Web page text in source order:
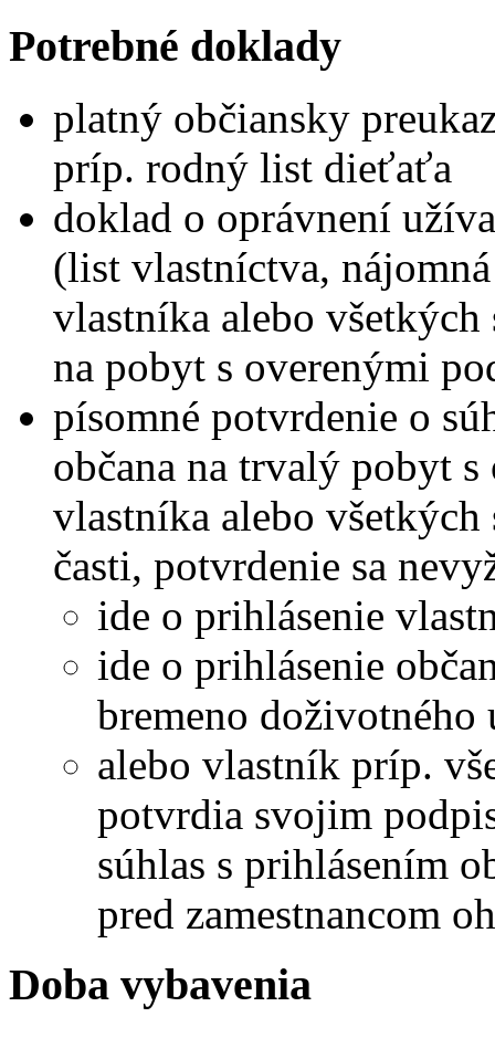
Potrebné doklady
platný občiansky
príp. rodný list dieťaťa
doklad o oprávnení
(list vlastníctva,
vlastníka alebo
na pobyt s overenými
písomné potvrdenie o
občana na trvalý pobyt
vlastníka alebo
časti, potvrdenie sa
ide o prihlásenie
ide o prihlásenie
bremeno
alebo vlastník príp.
potvrdia svojim
súhlas s prihlásením
pred zamestnancom
Doba vybavenia